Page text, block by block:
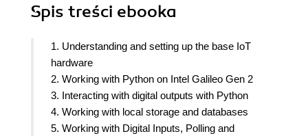
Spis treści ebooka
1. Understanding and setting up the base IoT
hardware
2. Working with Python on Intel Galileo Gen 2
3. Interacting with digital outputs with Python
4. Working with local storage and databases
5. Working with Digital Inputs, Polling and